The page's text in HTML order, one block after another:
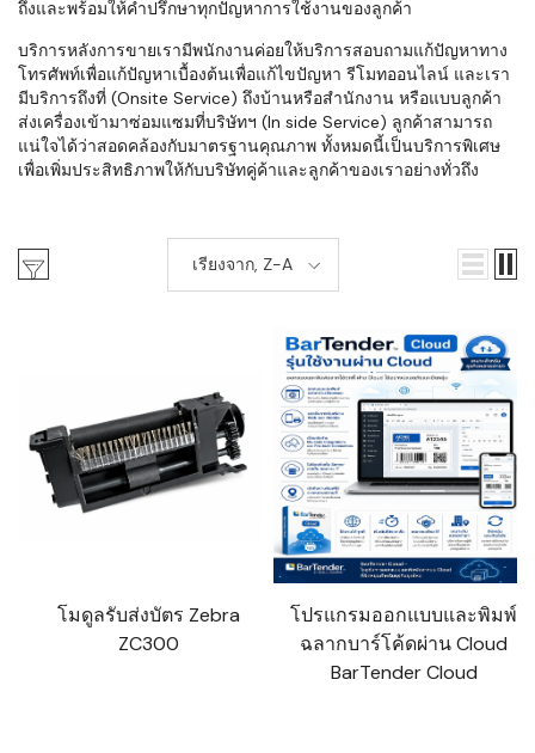
ถึงและพร้อมให้คำปรึกษาทุกปัญหาการใช้งานของลูกค้า
บริการหลังการขายเรามีพนักงานค่อยให้บริการสอบถามแก้ปัญหาทาง
โทรศัพท์เพื่อแก้ปัญหาเบื้องต้นเพื่อแก้ไขปัญหา รีโมทออนไลน์ และเรา
มีบริการถึงที่ (Onsite Service) ถึงบ้านหรือสำนักงาน หรือแบบลูกค้า
ส่งเครื่องเข้ามาซ่อมแซมที่บริษัทฯ (In side Service) ลูกค้าสามารถ
แน่ใจได้ว่าสอดคล้องกับมาตรฐานคุณภาพ ทั้งหมดนี้เป็นบริการพิเศษ
เพื่อเพิ่มประสิทธิภาพให้กับบริษัทคู่ค้าและลูกค้าของเราอย่างทั่วถึง
เรียงจาก, Z-A
โมดูลรับส่งบัตร Zebra
ZC300
โปรแกรมออกแบบและพิมพ์
ฉลากบาร์โค้ดผ่าน Cloud
BarTender Cloud